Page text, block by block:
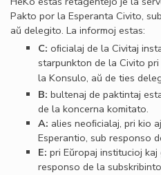
Pakto por la Esperanta Civito,
aŭ delegito. La informoj estas:
C: oﬁcialaj de la Civitaj
starpunkton de la Civito
la Konsulo, aŭ de ties
B: bultenaj de paktintaj
de la koncerna komitato.
A: alies neoﬁcialaj, pri kio
Esperantio, sub responso
E: pri Eŭropaj institucioj
responso de la